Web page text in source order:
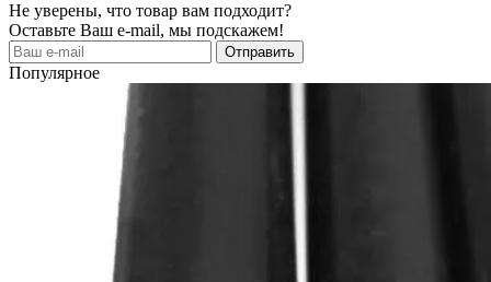
Не уверены, что товар вам подходит?
Оставьте Ваш e-mail, мы подскажем!
Популярное